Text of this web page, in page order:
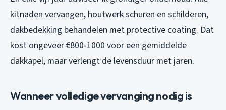
kitnaden vervangen, houtwerk schuren en schilderen,
dakbedekking behandelen met protective coating. Dat
kost ongeveer €800-1000 voor een gemiddelde
dakkapel, maar verlengt de levensduur met jaren.
Wanneer volledige vervanging nodig is